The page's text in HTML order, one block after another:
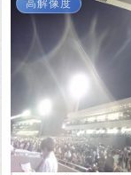
高解像度